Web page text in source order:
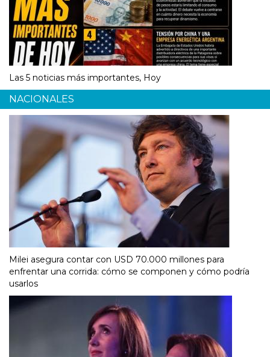
Las 5 noticias más importantes, Hoy
NACIONALES
Milei asegura contar con USD 70.000 millones para
enfrentar una corrida: cómo se componen y cómo podría
usarlos